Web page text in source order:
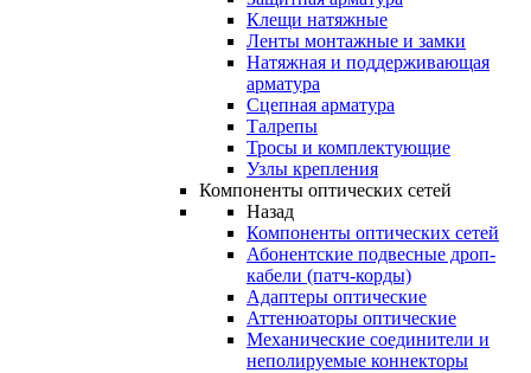
Клещи натяжные
Ленты монтажные и замки
Натяжная и поддерживающая
арматура
Сцепная арматура
Талрепы
Тросы и комплектующие
Узлы крепления
Компоненты оптических сетей
Назад
Компоненты оптических сетей
Абонентские подвесные дроп-
кабели (патч-корды)
Адаптеры оптические
Аттенюаторы оптические
Механические соединители и
неполируемые коннекторы